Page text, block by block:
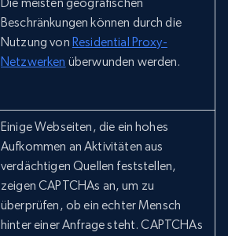
Beschränkungen können durch die
Nutzung von Residential Proxy-
Netzwerken überwunden werden.
Einige Webseiten, die ein hohes
Aufkommen an Aktivitäten aus
verdächtigen Quellen feststellen,
zeigen CAPTCHAs an, um zu
überprüfen, ob ein echter Mensch
hinter einer Anfrage steht. CAPTCHAs